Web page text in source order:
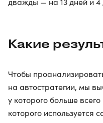
Какие
Чтобы
на автостратегии, мы
у которого больше
которого используется